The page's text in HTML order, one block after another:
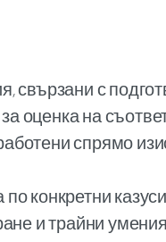
свързани с
оценка на
спрямо
конкретни казуси
и трайни